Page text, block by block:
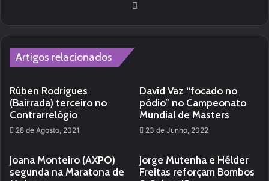
Artigos relacionados
Rúben Rodrigues
(Bairrada) terceiro no
Contrarrelógio
28 de Agosto, 2021
David Vaz “focado no
pódio” no Campeonato
Mundial de Masters
23 de Junho, 2022
Joana Monteiro (AXPO)
segunda na Maratona de
Jorge Mutenha e Hélder
Freitas reforçam Bombos